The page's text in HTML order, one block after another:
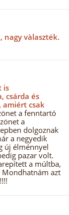
nagy vàlaszték.
is
csárda és
amiért csak
a fenntartó
a
dolgoznak
a negyedik
új élménnyel
pazar volt.
a múltba,
azt